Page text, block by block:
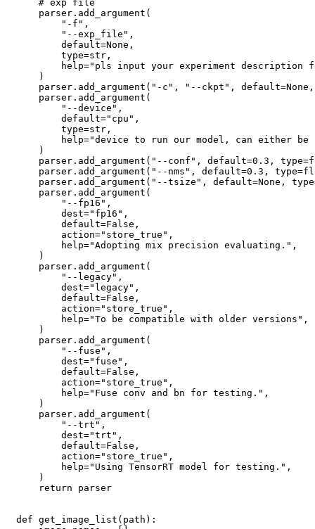
# exp file
    parser
. add_argument (
"-f" ,
"--exp_file" ,
        default
=None ,
type=str ,
help="pls input your experiment description
)
    parser
. add_argument ( "-c" , "--ckpt" , default=None ,
    parser
. add_argument (
"--device" ,
        default
="cpu" ,
type=str ,
help="device to run our model, can either be
)
    parser
. add_argument ( "--conf" , default=0.3 , type=
    parser
. add_argument ( "--nms" , default=0.3 , type=
    parser
. add_argument ( "--tsize" , default=None , type
    parser
. add_argument (
"--fp16" ,
        dest
="fp16" ,
        default
=False ,
        action
="store_true" ,
help="Adopting mix precision evaluating." ,
)
    parser
. add_argument (
"--legacy" ,
        dest
="legacy" ,
        default
=False ,
        action
="store_true" ,
help="To be compatible with older versions" ,
)
    parser
. add_argument (
"--fuse" ,
        dest
="fuse" ,
        default
=False ,
        action
="store_true" ,
help="Fuse conv and bn for testing." ,
)
    parser
. add_argument (
"--trt" ,
        dest
="trt" ,
        default
=False ,
        action
="store_true" ,
help="Using TensorRT model for testing." ,
)
return parser
def get_image_list ( path ) :